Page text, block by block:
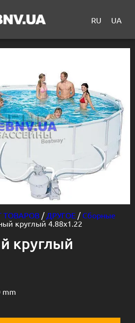
RU UA
ТОВАРОВ / ДРУГОЕ / Сборные
круглый 4.88х1.22
круглый
mm